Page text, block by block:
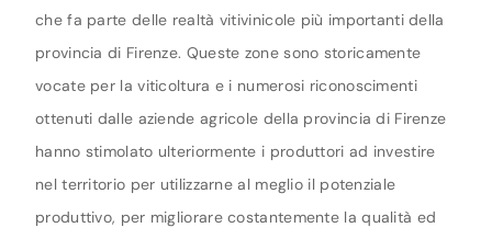
che fa parte delle realtà vitivinicole più importanti della
provincia di Firenze. Queste zone sono storicamente
vocate per la viticoltura e i numerosi riconoscimenti
ottenuti dalle aziende agricole della provincia di Firenze
hanno stimolato ulteriormente i produttori ad investire
nel territorio per utilizzarne al meglio il potenziale
produttivo, per migliorare costantemente la qualità ed